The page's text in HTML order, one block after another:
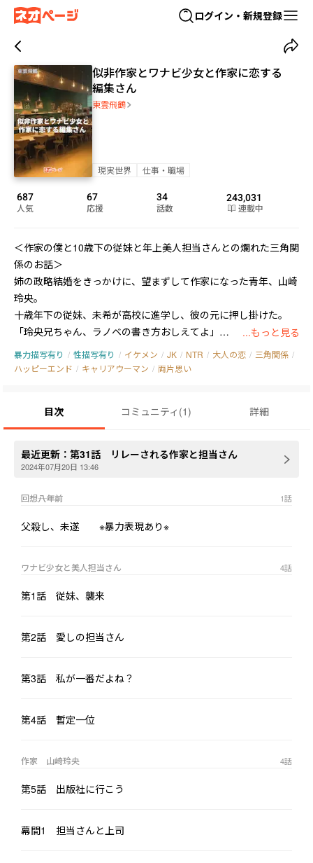
ログイン・新規登録
似非作家とワナビ少女と作家に恋する
編集さん
東雲飛鶴
現実世界 仕事・職場
687
人気
67
応援
34
話数
243,031
連載中
＜作家の僕と10歳下の従妹と年上美人担当さんとの爛れた三角関
係のお話＞
姉の政略結婚をきっかけに、望まずして作家になった青年、山崎
玲央。
十歳年下の従妹、未希が高校に進学し、彼の元に押し掛けた。
「玲央兄ちゃん、ラノベの書き方おしえてよ」
彼女には、玲央と結婚するという野望があった。
しかし玲央は、姉によく似た担当編集者の夕樹乃に四年も片思い
それには、玲央の姉の政略結婚が大きく関係していた。
未希と夕樹乃、二人の間でどんどん深みに嵌って動けなくなって
いく玲央。
る目黒区駒場の純喫茶を舞台に、彼の周囲で運命が大きく動き出
文中で玲央が従妹の未希に指導をしています。
※縦書き・原稿モード推奨です。
※PVがあります。　https://x.com/izuru_novel/status/1764819688
...もっと見る
暴力描写有り / 性描写有り / イケメン / JK / NTR / 大人の恋 / 三角関係 /
ハッピーエンド / キャリアウーマン / 両片思い
目次 コミュニティ (1) 詳細
最近更新： 第31話 リレーされる作家と担当さん
2024年07月20日 13:46
回想――八年前 1話
父殺し、未遂 ※暴力表現あり※
ワナビ少女と美人担当さん 4話
第1話 従妹、襲来
第2話 愛しの担当さん
第3話 私が一番だよね？
第4話 暫定一位
作家 山崎玲央 4話
第5話 出版社に行こう
幕間1 担当さんと上司